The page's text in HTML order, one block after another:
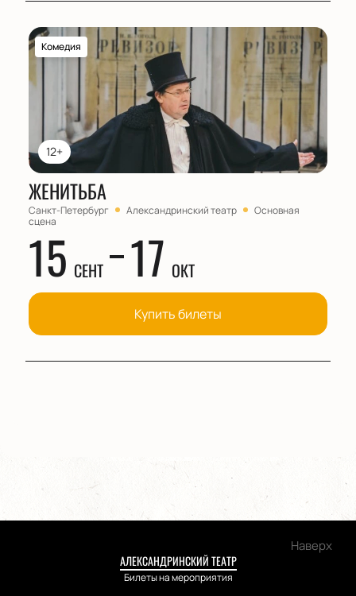
12+
Комедия
ЖЕНИТЬБА
Санкт-Петербург Александринский театр
Основная
сцена
15 СЕНТ 17 ОКТ
Купить билеты
Наверх
АЛЕКСАНДРИНСКИЙ ТЕАТР
Билеты на мероприятия